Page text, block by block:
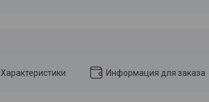
Характеристики Информация для заказа